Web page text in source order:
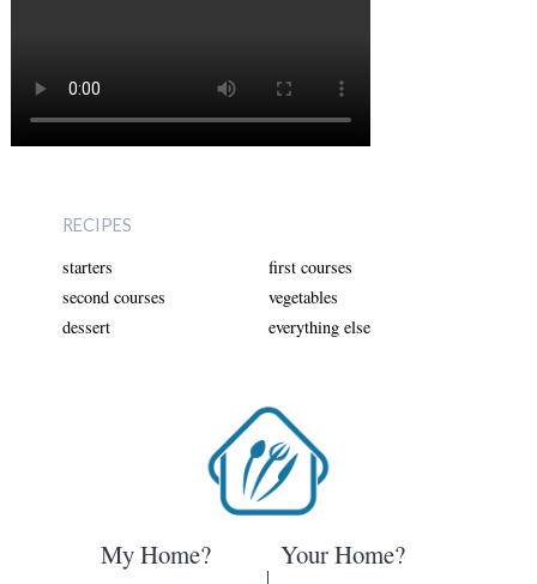
RECIPES
starters
first courses
second courses
vegetables
dessert
everything else
My Home? Your Home?